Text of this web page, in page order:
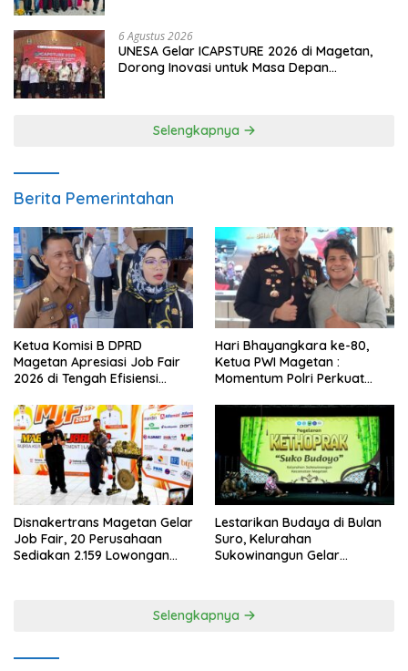
6 Agustus 2026
UNESA Gelar ICAPSTURE 2026 di Magetan,
Dorong Inovasi untuk Masa Depan
Selengkapnya
Berita Pemerintahan
Ketua Komisi B DPRD
Magetan Apresiasi Job Fair
2026 di Tengah Efisiensi
Hari Bhayangkara ke-80,
Ketua PWI Magetan :
Momentum Polri Perkuat
Disnakertrans Magetan Gelar
Job Fair, 20 Perusahaan
Sediakan 2.159 Lowongan
Lestarikan Budaya di Bulan
Suro, Kelurahan
Sukowinangun Gelar
Selengkapnya